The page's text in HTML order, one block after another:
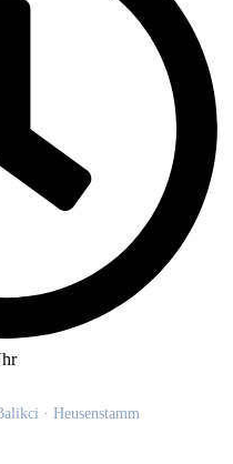
· Heusenstamm